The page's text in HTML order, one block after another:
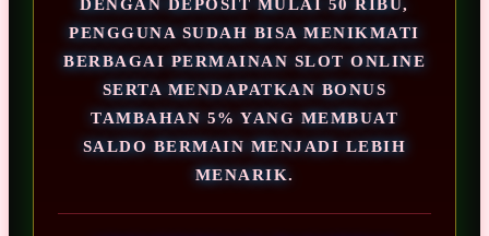
DENGAN DEPOSIT MULAI 50 RIBU,
PENGGUNA SUDAH BISA MENIKMATI
BERBAGAI PERMAINAN SLOT ONLINE
SERTA MENDAPATKAN BONUS
TAMBAHAN 5% YANG MEMBUAT
SALDO BERMAIN MENJADI LEBIH
MENARIK.